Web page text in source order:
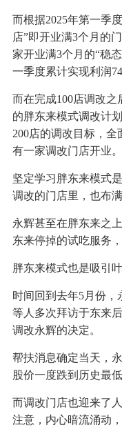
而根据2025年第一季
店”即开业满3个月的
家开业满3个月的“稳
一季度累计实现利润
而在完成100店调改
的胖东来模式调改计
200店的调改目标，
有一家调改门店开业。
坚定学习胖东来模式
调改的门店里，也布
永辉甚至在胖东来之
东来停掉的试吃服务
胖东来模式也是吸引
时间回到去年5月份，
等人多次拜访于东来
调改永辉的决定。
帮扶消息确定当天，
股价一度跌到历史最低
而调改门店也迎来了
注意，内心暗流涌动